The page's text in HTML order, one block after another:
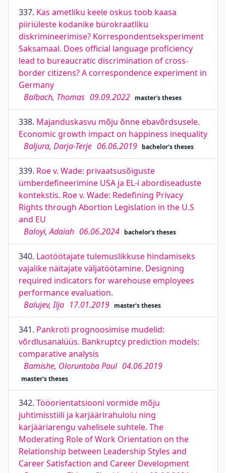
337. Kas ametliku keele oskus toob kaasa
piiriüleste kodanike bürokraatliku
diskrimineerimise? Korrespondentseksperiment
Saksamaal. Does official language proficiency
lead to bureaucratic discrimination of cross-
border citizens? A correspondence experiment in
Germany
Balbach, Thomas 09.09.2022 master's theses
338. Majanduskasvu mõju õnne ebavõrdsusele.
Economic growth impact on happiness inequality
Baljura, Darja-Terje 06.06.2019 bachelor's theses
339. Roe v. Wade: privaatsusõiguste
ümberdefineerimine USA ja EL-i abordiseaduste
kontekstis. Roe v. Wade: Redefining Privacy
Rights through Abortion Legislation in the U.S
and EU
Baloyi, Adaiah 06.06.2024 bachelor's theses
340. Laotöötajate tulemuslikkuse hindamiseks
vajalike näitajate väljatöötamine. Designing
required indicators for warehouse employees
performance evaluation.
Balujev, Ilja 17.01.2019 master's theses
341. Pankroti prognoosimise mudelid:
võrdlusanalüüs. Bankruptcy prediction models:
comparative analysis
Bamishe, Oloruntoba Paul 04.06.2019
master's theses
342. Tööorientatsiooni vormide mõju
juhtimisstiili ja karjäärirahulolu ning
karjääriarengu vahelisele suhtele. The
Moderating Role of Work Orientation on the
Relationship between Leadership Styles and
Career Satisfaction and Career Development